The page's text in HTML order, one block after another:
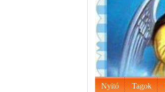
Nyitó Tagok